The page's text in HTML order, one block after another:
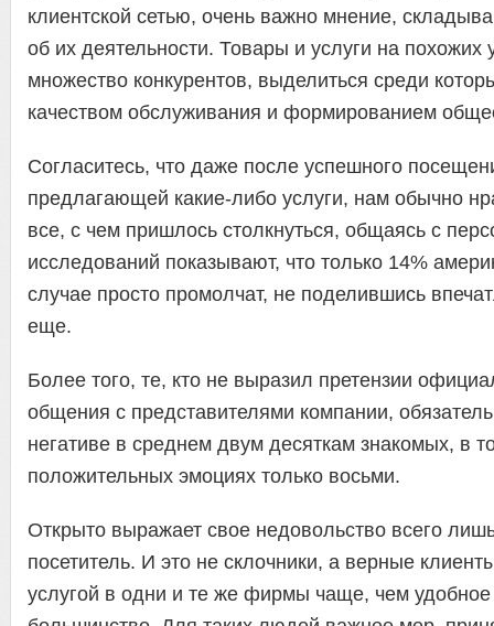
клиентской сетью, очень важно мнение,
об их деятельности. Товары и услуги на похожих
множество конкурентов, выделиться среди
качеством обслуживания и формированием
Согласитесь, что даже после успешного
предлагающей какие-либо услуги, нам обычно
все, с чем пришлось столкнуться, общаясь с
исследований показывают, что только 14%
случае просто промолчат, не поделившись
еще.
Более того, те, кто не выразил претензии
общения с представителями компании,
негативе в среднем двум десяткам знакомых, в
положительных эмоциях только восьми.
Открыто выражает свое недовольство всего
посетитель. И это не склочники, а верные
услугой в одни и те же фирмы чаще, чем